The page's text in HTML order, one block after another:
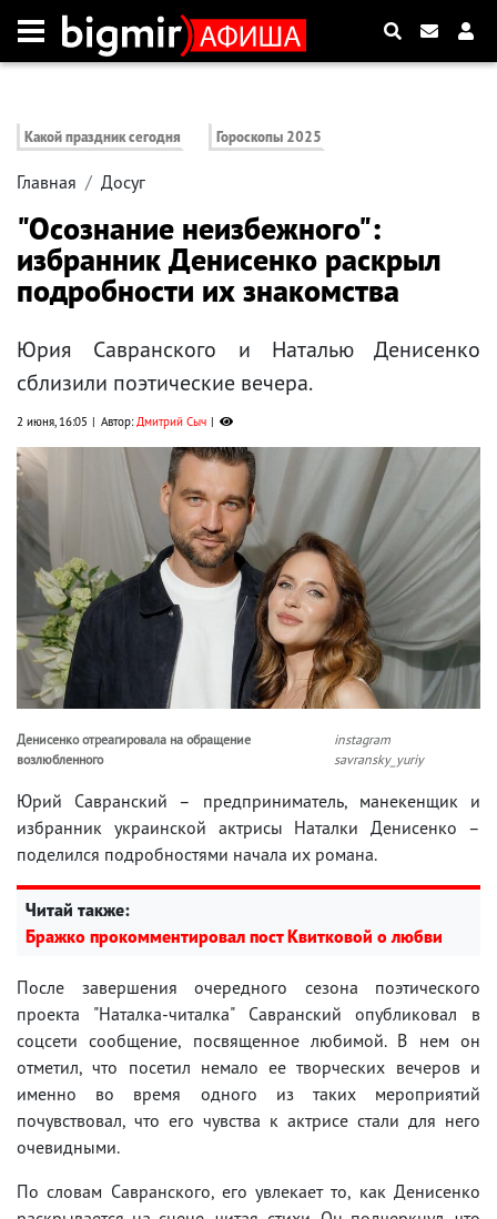
Какой праздник сегодня Гороскопы 2025
Главная Досуг
"Осознание неизбежного":
избранник Денисенко раскрыл
подробности их знакомства
Юрия Савранского и Наталью Денисенко
сблизили поэтические вечера.
2 июня, 16:05 Автор:Дмитрий Сыч
Денисенко отреагировала на обращение
возлюбленного
instagram
savransky_yuriy
Юрий Савранский – предприниматель, манекенщик и
избранник украинской актрисы Наталки Денисенко –
поделился подробностями начала их романа.
Читай также:
Бражко прокомментировал пост Квитковой о любви
После завершения очередного сезона поэтического
проекта "Наталка-читалка" Савранский опубликовал в
соцсети сообщение, посвященное любимой. В нем он
отметил, что посетил немало ее творческих вечеров и
именно во время одного из таких мероприятий
почувствовал, что его чувства к актрисе стали для него
очевидными.
По словам Савранского, его увлекает то, как Денисенко